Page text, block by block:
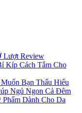
Lượt Review
Kíp Cách Tắm Cho
Bạn Thấu Hiểu
Ngủ Ngon Cả Đêm
Dành Cho Da